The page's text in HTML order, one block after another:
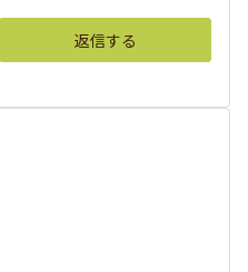
返信する